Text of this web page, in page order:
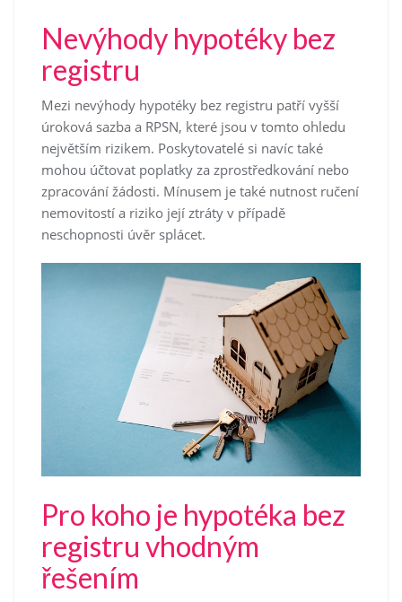
Nevýhody hypotéky bez
registru
Mezi nevýhody hypotéky bez registru patří vyšší
úroková sazba a RPSN, které jsou v tomto ohledu
největším rizikem. Poskytovatelé si navíc také
mohou účtovat poplatky za zprostředkování nebo
zpracování žádosti. Mínusem je také nutnost ručení
nemovitostí a riziko její ztráty v případě
neschopnosti úvěr splácet.
Pro koho je hypotéka bez
registru vhodným
řešením